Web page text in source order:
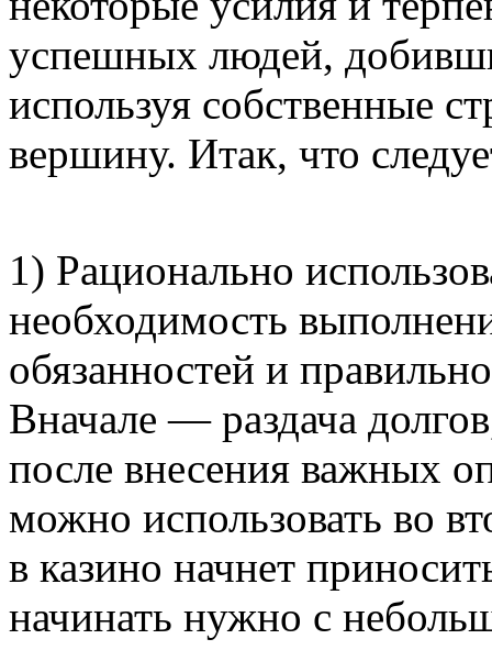
успешных людей,
используя собственные
вершину. Итак, что
1) Рационально
необходимость
обязанностей и
Вначале — раздача
после внесения важных
можно использовать во
в казино начнет
начинать нужно с